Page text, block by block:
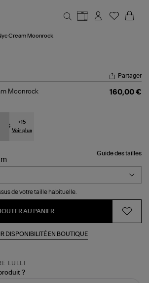
Cream Moonrock
Partager
Moonrock 160,00 €
+15
Voir plus
Guide des tailles
de votre taille habituelle.
AU PANIER
DISPONIBILITÉ EN BOUTIQUE
LULLI
?